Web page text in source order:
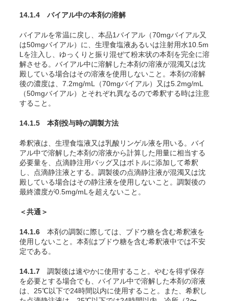
14.1.4 バイアル中の本剤の溶解
バイアルを常温に戻し、本品1バイアル（70mgバイアル又
は50mgバイアル）に、生理食塩液あるいは注射用水10.5m
Lを注入し、ゆっくりと振り混ぜて粉末状の本剤を完全に溶
解させる。バイアル中に溶解した本剤の溶液が混濁又は沈
殿している場合はその溶液を使用しないこと。本剤の溶解
後の濃度は、7.2mg/mL（70mgバイアル）又は5.2mg/mL
（50mgバイアル）とそれぞれ異なるので希釈する時は注意
すること。
14.1.5 本剤投与時の調製方法
希釈液は、生理食塩液又は乳酸リンゲル液を用いる。バイ
アル中で溶解した本剤の溶液から計算した用量に相当する
必要量を、点滴静注用バッグ又はボトルに添加して希釈
し、点滴静注液とする。調製後の点滴静注液が混濁又は沈
殿している場合はその静注液を使用しないこと。調製後の
最終濃度が0.5mg/mLを超えないこと。
＜共通＞
14.1.6 本剤の調製に際しては、ブドウ糖を含む希釈液を
使用しないこと。本剤はブドウ糖を含む希釈液中では不安
定である。
14.1.7 調製後は速やかに使用すること。やむを得ず保存
を必要とする場合でも、バイアル中で溶解した本剤の溶液
は、25℃以下で24時間以内に使用すること。また、希釈し